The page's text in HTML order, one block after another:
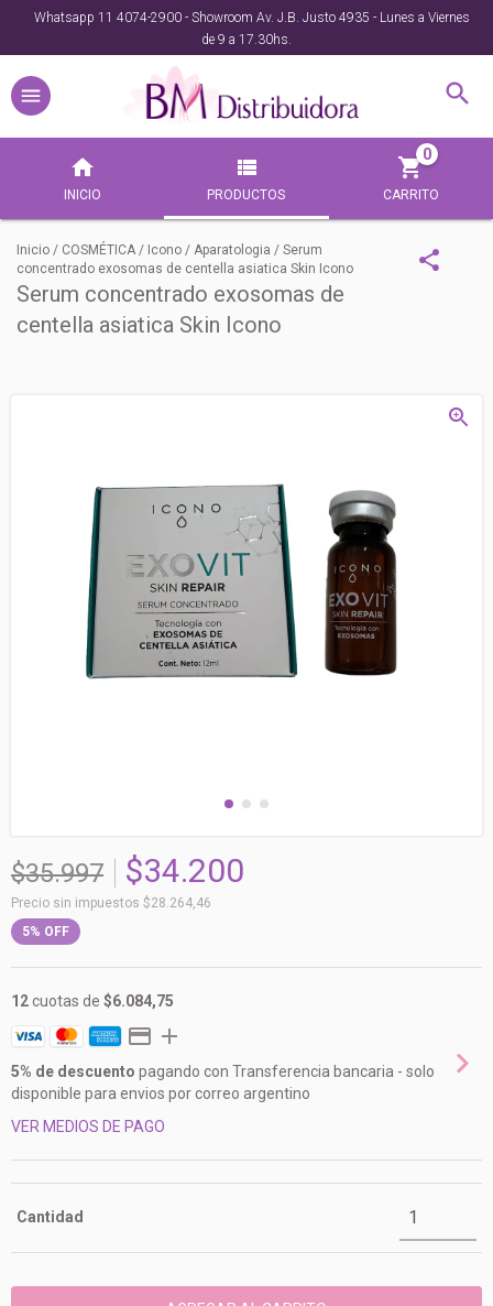
Whatsapp 11 4074-2900 - Showroom Av. J.B. Justo 4935 - Lunes a Viernes
de 9 a 17.30hs.
INICIO PRODUCTOS CARRITO
0
Inicio / COSMÉTICA / Icono / Aparatologia / Serum
concentrado exosomas de centella asiatica Skin Icono
Serum concentrado exosomas de
centella asiatica Skin Icono
$35.997 $34.200
Precio sin impuestos $28.264,46
5% OFF
12cuotas de $6.084,75
5% de descuento pagando con Transferencia bancaria - solo
disponible para envios por correo argentino
VER MEDIOS DE PAGO
Cantidad